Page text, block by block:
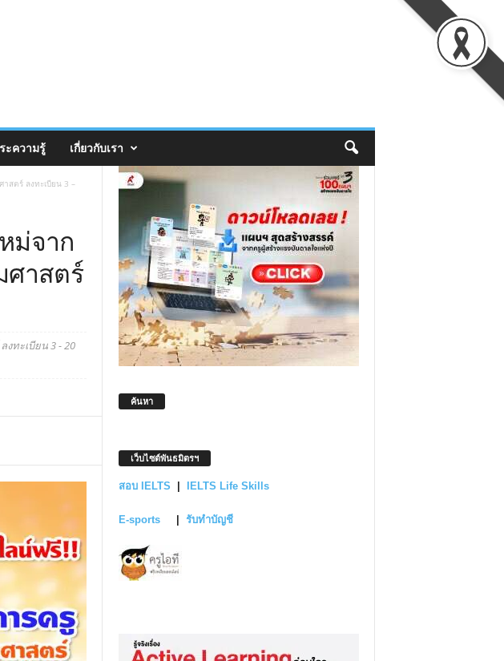
ะความรู้ เกี่ยวกับเรา
สตร์ ลงทะเบียน 3 –
ม่จาก
ศาสตร์
ทะเบียน 3 - 20
ค้นหา
เว็บไซต์พันธมิตรฯ
สอบ IELTS IELTS Life Skills
E-sports รับทำบัญชี